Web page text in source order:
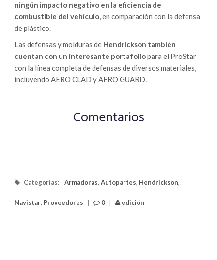
ningún impacto negativo en la eficiencia de
combustible del vehículo, en comparación con la defensa
de plástico.
Las defensas y molduras de Hendrickson también
cuentan con un interesante portafoliopara el ProStar
con la línea completa de defensas de diversos materiales,
incluyendo AERO CLAD y AERO GUARD.
Comentarios
Categorías: Armadoras, Autopartes, Hendrickson,
Navistar, Proveedores 0 edición